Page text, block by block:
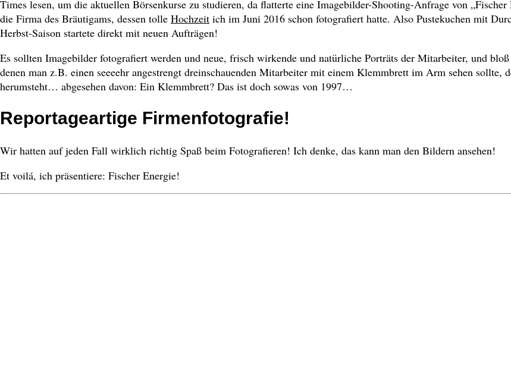
Times lesen, um die aktuellen Börsenkurse zu studieren, da flatterte eine Imagebilder-Shooting-Anfrage von
die Firma des Bräutigams, dessen tolle Hochzeit ich im Juni 2016 schon fotografiert hatte. Also Pustekuchen mit
Herbst-Saison startete direkt mit neuen Aufträgen!
Es sollten Imagebilder fotografiert werden und neue, frisch wirkende und natürliche Porträts der Mitarbeiter, und
denen man z.B. einen seeeehr angestrengt dreinschauenden Mitarbeiter mit einem Klemmbrett im Arm sehen sollte,
herumsteht… abgesehen davon: Ein Klemmbrett? Das ist doch sowas von 1997…
Reportageartige Firmenfotografie!
Wir hatten auf jeden Fall wirklich richtig Spaß beim Fotografieren! Ich denke, das kann man den Bildern ansehen!
Et voilá, ich präsentiere: Fischer Energie!